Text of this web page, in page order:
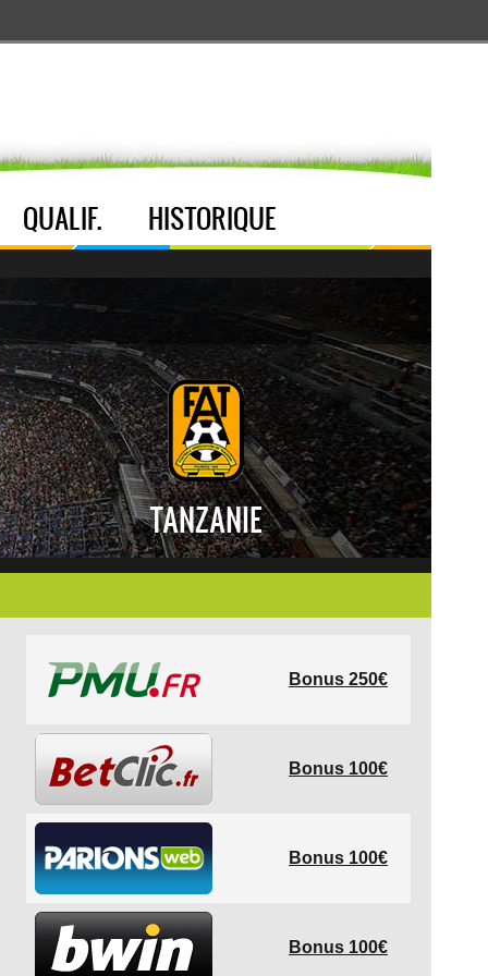
QUALIF. HISTORIQUE
TANZANIE
Bonus 250€
Bonus 100€
Bonus 100€
Bonus 100€